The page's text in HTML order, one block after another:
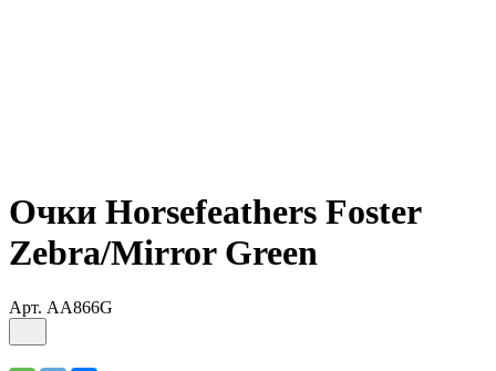
Очки Horsefeathers Foster
Zebra/Mirror Green
Арт. AA866G